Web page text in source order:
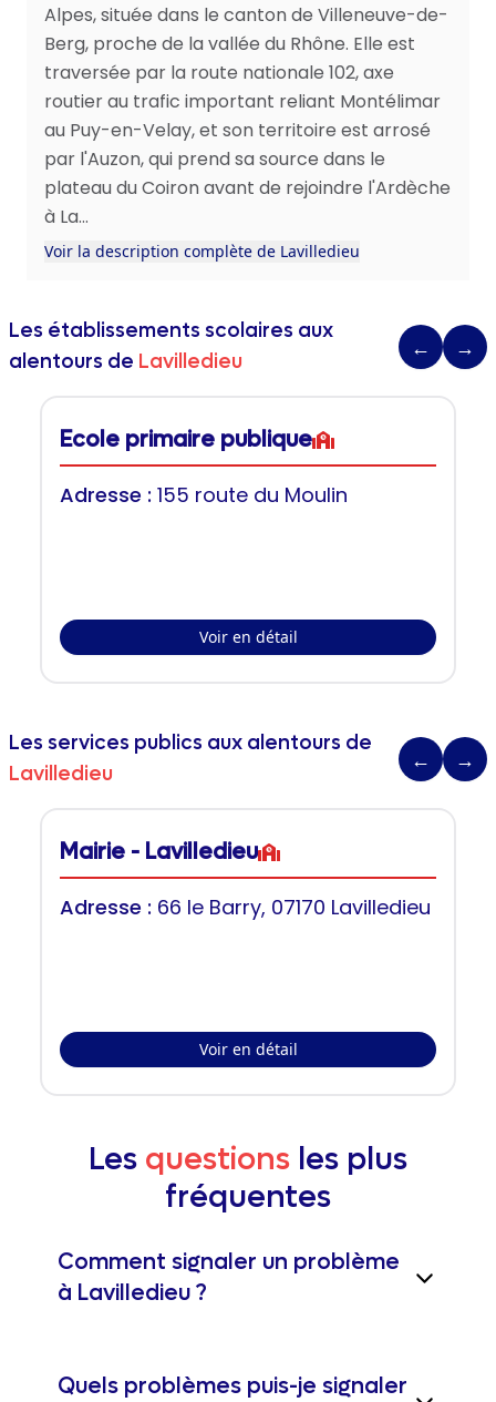
Alpes, située dans le canton de Villeneuve-de-
Berg, proche de la vallée du Rhône. Elle est
traversée par la route nationale 102, axe
routier au trafic important reliant Montélimar
au Puy-en-Velay, et son territoire est arrosé
par l'Auzon, qui prend sa source dans le
plateau du Coiron avant de rejoindre l'Ardèche
à La...
Voir la description complète de Lavilledieu
Les établissements scolaires aux
alentours de Lavilledieu
← →
Ecole primaire publique
Adresse : 155 route du Moulin
Voir en détail
Les services publics aux alentours de
Lavilledieu
← →
Mairie - Lavilledieu
Adresse : 66 le Barry, 07170 Lavilledieu
Voir en détail
Les questions les plus
fréquentes
Comment signaler un problème
à Lavilledieu ?
Quels problèmes puis-je signaler